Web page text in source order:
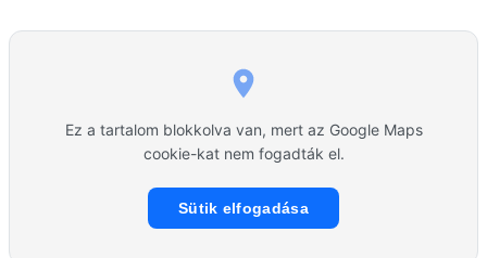
Ez a tartalom blokkolva van, mert az Google Maps
cookie-kat nem fogadták el.
Sütik elfogadása